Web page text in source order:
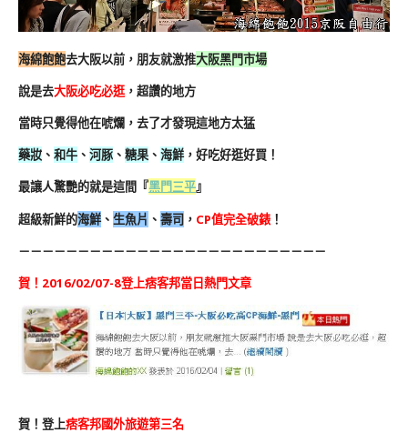
海綿飽飽去大阪以前，朋友就激推大阪黑門市場
說是去大阪必吃必逛 ，超讚的地方
當時只覺得他在唬爛，去了才發現這地方太猛
藥妝 、 和牛 、 河豚 、 糖果 、 海鮮，好吃好逛好買！
最讓人驚艷的就是這間『黑門三平』
超級新鮮的海鮮、 生魚片 、 壽司 ， CP值完全破錶 ！
－－－－－－－－－－－－－－－－－－－－－－－－－－
賀！2016/02/07-8登上痞客邦當日熱門文章
賀！登上痞客邦國外旅遊第三名